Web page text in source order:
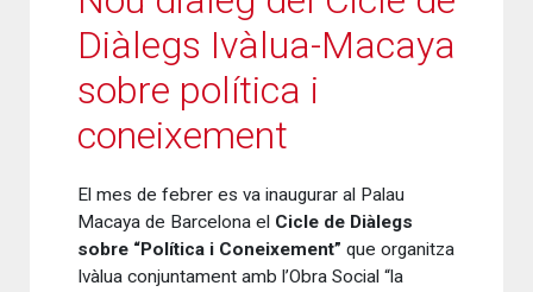
Diàlegs Ivàlua-Macaya
sobre política i
coneixement
El mes de febrer es va inaugurar al Palau
Macaya de Barcelona el Cicle de Diàlegs
sobre “Política i Coneixement” que organitza
Ivàlua conjuntament amb l’Obra Social “la